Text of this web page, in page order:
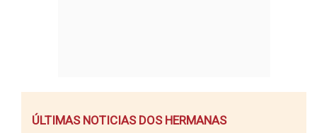
ÚLTIMAS NOTICIAS DOS HERMANAS